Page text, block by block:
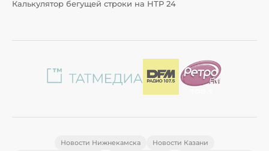
Калькулятор бегущей строки на НТР 24
Новости Нижнекамска
Новости Казани